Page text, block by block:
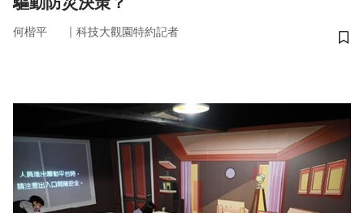
何楷平 ｜ 科技大觀園特約記者
儲